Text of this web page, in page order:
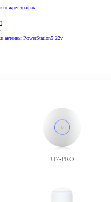
жрет трафик
антенны PowerStation5 22v
U7-PRO